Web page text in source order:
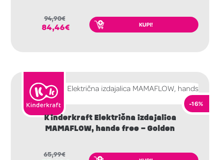
94,90€
84,46€ KUPI!
-16%
Kinderkraft Električna izdajalica
MAMAFLOW, hands free – Golden
65,99€